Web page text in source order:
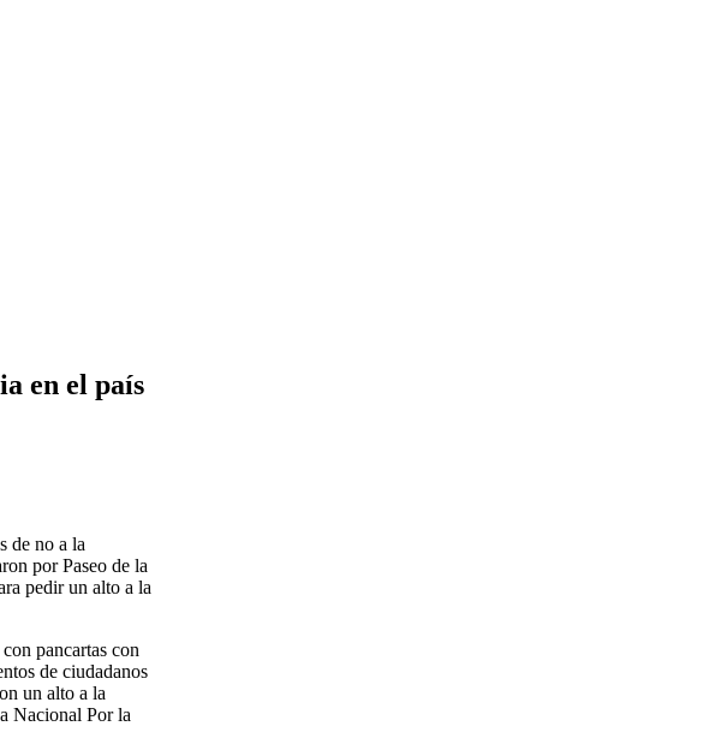
en el país
de no a la
por Paseo de la
pedir un alto a la
pancartas con
de ciudadanos
un alto a la
Nacional Por la